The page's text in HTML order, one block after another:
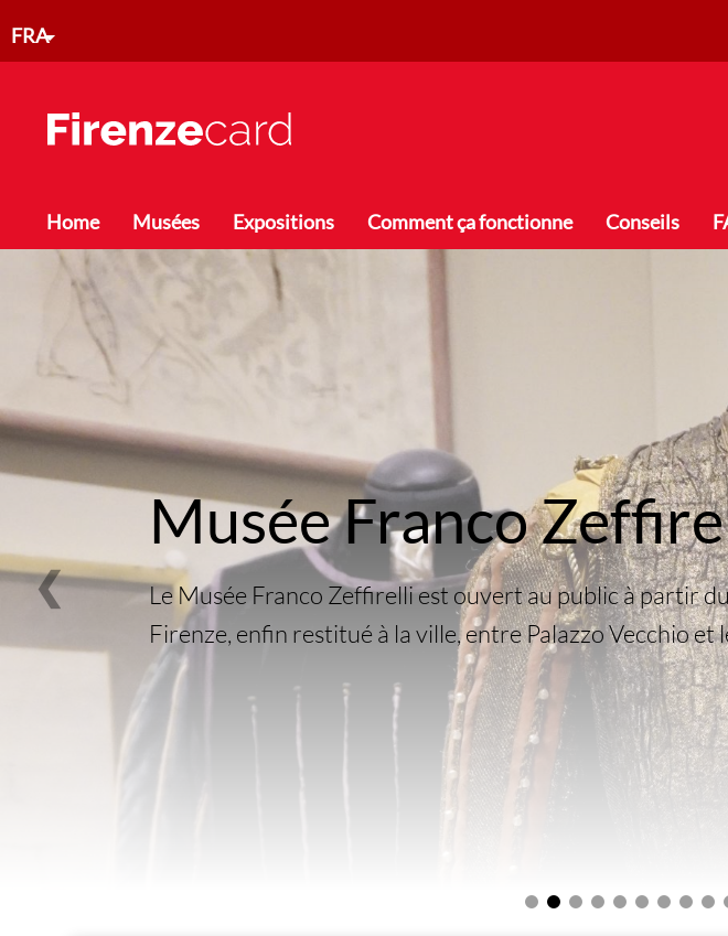
FRA
Toggle menu
Home Musées Expositions Comment ça fonctionne Conseils
Musée Franco
Le Musée Franco Zeffirelli est ouvert au public à partir
Firenze, enfin restitué à la ville, entre Palazzo Vecchio et
❮